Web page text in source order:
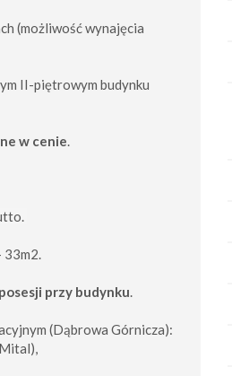
(możliwość wynajęcia
II-piętrowym budynku
w cenie.
33m2.
przy budynku.
(Dąbrowa Górnicza):